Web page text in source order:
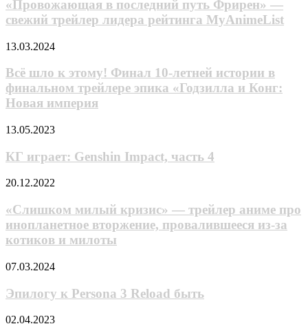
про
магию
юри
путь
Фрирен»
свежий
лидера
рейтинга
MyAnimeList
«Провожающая в последний путь Фрирен» —
свежий трейлер лидера рейтинга MyAnimeList
Всё
к
этому!
Финал
10-
истории
финальном
эпика
и
Конг:
Новая
империя
13.03.2024
Всё шло к этому! Финал 10-летней истории в
финальном трейлере эпика «Годзилла и Конг:
Новая империя
КГ
Genshin
Impact,
часть
13.05.2023
КГ играет: Genshin Impact, часть 4
«Слишком
кризис»
—
трейлер
аниме
инопланетное
провалившееся
за
20.12.2022
«Слишком милый кризис» — трейлер аниме про
инопланетное вторжение, провалившееся из-за
котиков и милоты
Эпилогу
Reload
быть
07.03.2024
Эпилогу к Persona 3 Reload быть
Экранизация
02.04.2023